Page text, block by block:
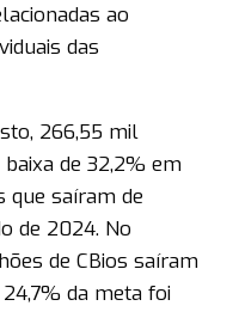
ao
das
266,55 mil
de 32,2% em
que saíram de
de 2024. No
de CBios saíram
da meta foi